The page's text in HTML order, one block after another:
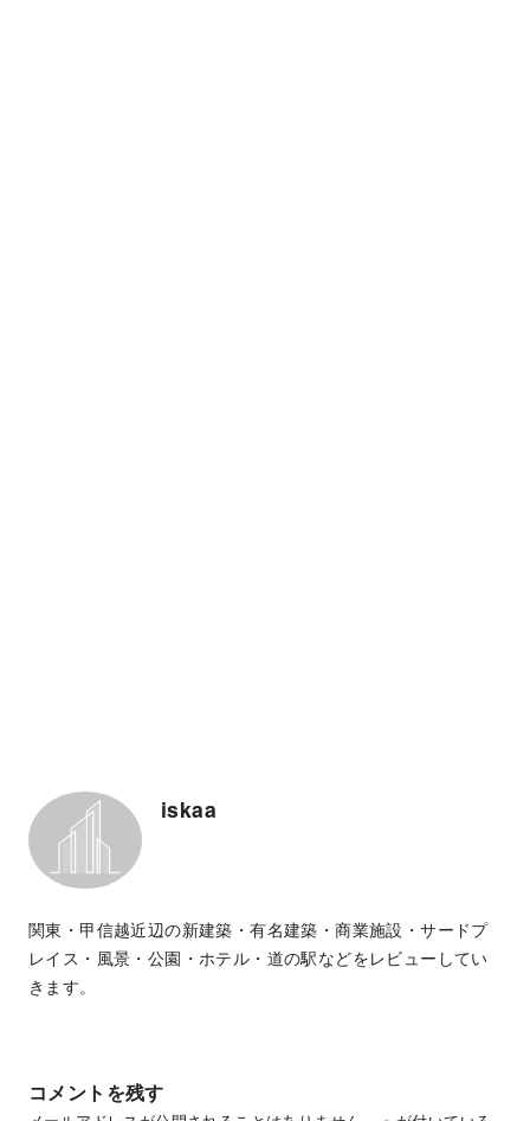
iskaa
関東・甲信越近辺の新建築・有名建築・商業施設・サードプ
レイス・風景・公園・ホテル・道の駅などをレビューしてい
きます。
コメントを残す